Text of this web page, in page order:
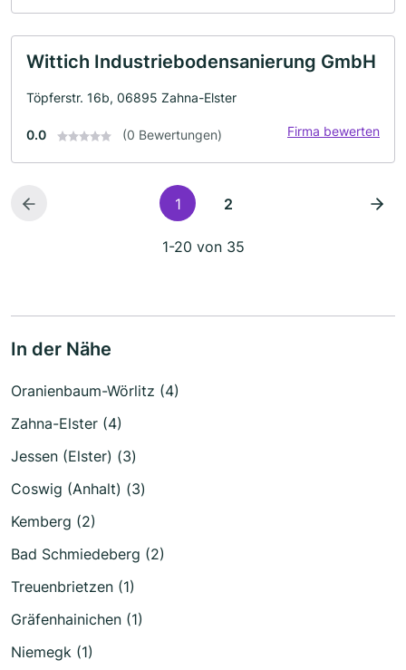
Wittich Industriebodensanierung GmbH
Töpferstr. 16b, 06895 Zahna-Elster
0.0 (0 Bewertungen) Firma bewerten
1 2
1-20 von 35
In der Nähe
Oranienbaum-Wörlitz (4)
Zahna-Elster (4)
Jessen (Elster) (3)
Coswig (Anhalt) (3)
Kemberg (2)
Bad Schmiedeberg (2)
Treuenbrietzen (1)
Gräfenhainichen (1)
Niemegk (1)